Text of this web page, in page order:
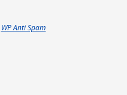
WP Anti Spam